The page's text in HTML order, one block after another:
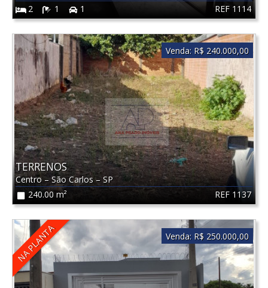
REF 1114
2
1 1
REF 1137
TERRENOS
Centro– São Carlos–SP
240.00 m²
Venda: R$ 240.000,00
NA PLANTA Venda: R$ 250.000,00